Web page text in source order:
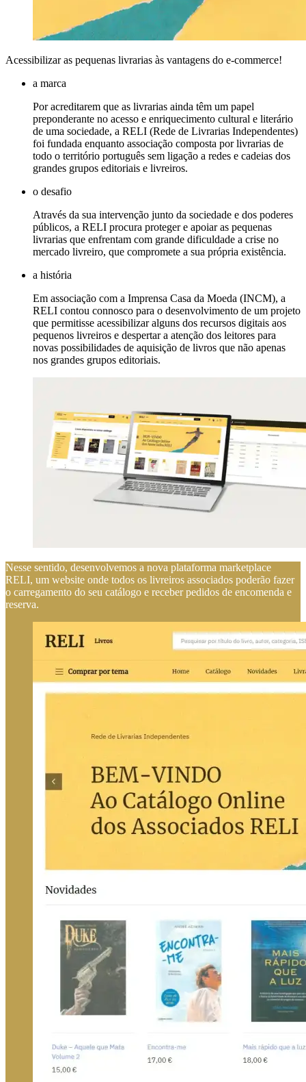
Acessibilizar as pequenas livrarias às vantagens do e-commerce!
a marca
Por acreditarem que as livrarias ainda têm um papel
preponderante no acesso e enriquecimento cultural e literário
de uma sociedade, a RELI (Rede de Livrarias Independentes)
foi fundada enquanto associação composta por livrarias de
todo o território português sem ligação a redes e cadeias dos
grandes grupos editoriais e livreiros.
o desafio
Através da sua intervenção junto da sociedade e dos poderes
públicos, a RELI procura proteger e apoiar as pequenas
livrarias que enfrentam com grande dificuldade a crise no
mercado livreiro, que compromete a sua própria existência.
a história
Em associação com a Imprensa Casa da Moeda (INCM), a
RELI contou connosco para o desenvolvimento de um projeto
que permitisse acessibilizar alguns dos recursos digitais aos
pequenos livreiros e despertar a atenção dos leitores para
novas possibilidades de aquisição de livros que não apenas
nos grandes grupos editoriais.
Nesse sentido, desenvolvemos a nova plataforma marketplace
RELI, um website onde todos os livreiros associados poderão fazer
o carregamento do seu catálogo e receber pedidos de encomenda e
reserva.